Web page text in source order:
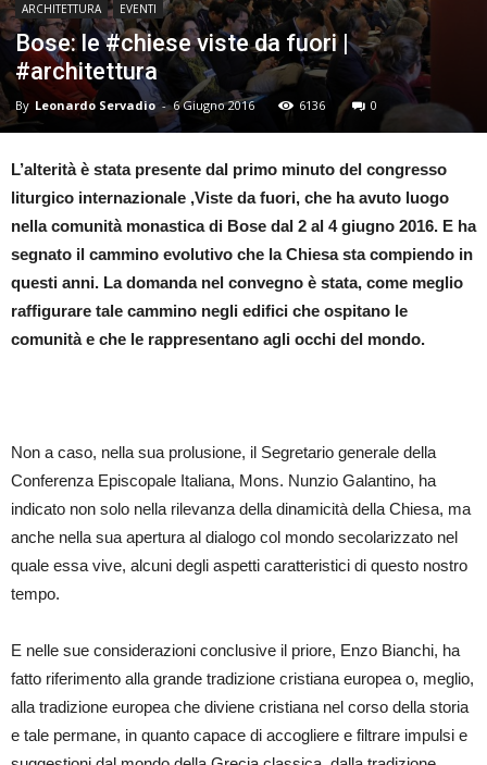
ARCHITETTURA EVENTI
Bose: le #chiese viste da fuori |
#architettura
By Leonardo Servadio - 6 Giugno 2016 6136 0
L’alterità è stata presente dal primo minuto del congresso
liturgico internazionale ,Viste da fuori, che ha avuto luogo
nella comunità monastica di Bose dal 2 al 4 giugno 2016. E ha
segnato il cammino evolutivo che la Chiesa sta compiendo in
questi anni. La domanda nel convegno è stata, come meglio
raffigurare tale cammino negli edifici che ospitano le
comunità e che le rappresentano agli occhi del mondo.
Non a caso, nella sua prolusione, il Segretario generale della
Conferenza Episcopale Italiana, Mons. Nunzio Galantino, ha
indicato non solo nella rilevanza della dinamicità della Chiesa, ma
anche nella sua apertura al dialogo col mondo secolarizzato nel
quale essa vive, alcuni degli aspetti caratteristici di questo nostro
tempo.
E nelle sue considerazioni conclusive il priore, Enzo Bianchi, ha
fatto riferimento alla grande tradizione cristiana europea o, meglio,
alla tradizione europea che diviene cristiana nel corso della storia
e tale permane, in quanto capace di accogliere e filtrare impulsi e